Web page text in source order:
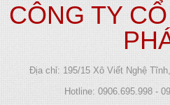
CÔNG TY
Địa chỉ: 195/15 Xô Viết Nghệ
Hotline: 0906.695.998 -